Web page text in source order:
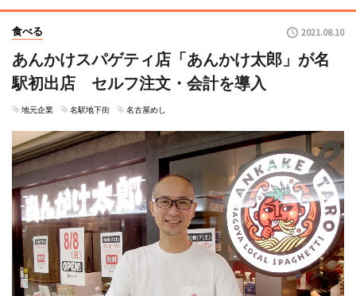
食べる 2021.08.10
あんかけスパゲティ店「あんかけ太郎」が名
駅初出店 セルフ注文・会計を導入
地元企業 名駅地下街 名古屋めし